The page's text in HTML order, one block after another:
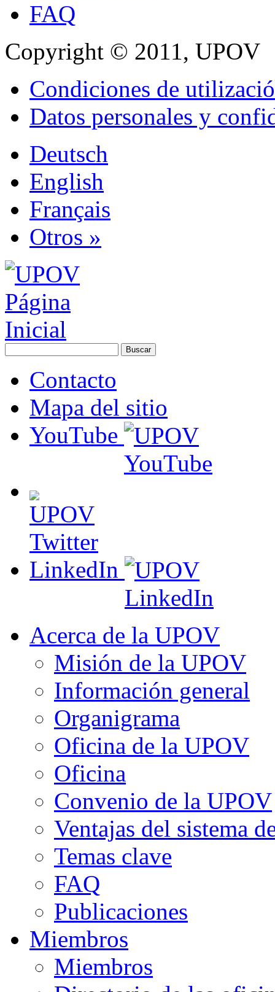
FAQ
Copyright © 2011, UPOV
Condiciones de
Datos personales y
Deutsch
English
Français
Otros »
Contacto
Mapa del sitio
YouTube
LinkedIn
Acerca de la UPOV
Misión de la UPOV
Información general
Organigrama
Oficina de la UPOV
Oficina
Convenio de la UPOV
Ventajas del sistema
Temas clave
FAQ
Publicaciones
Miembros
Miembros